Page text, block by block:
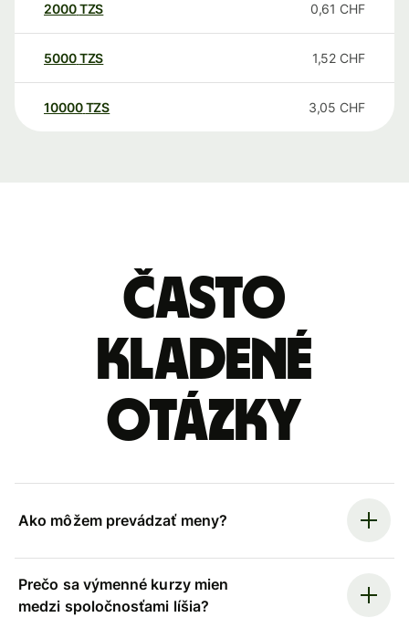
2000TZS 0,61 CHF
5000TZS 1,52 CHF
10000 TZS 3,05 CHF
Často
kladené
otázky
Ako môžem prevádzať meny?
Prečo sa výmenné kurzy mien
medzi spoločnosťami líšia?